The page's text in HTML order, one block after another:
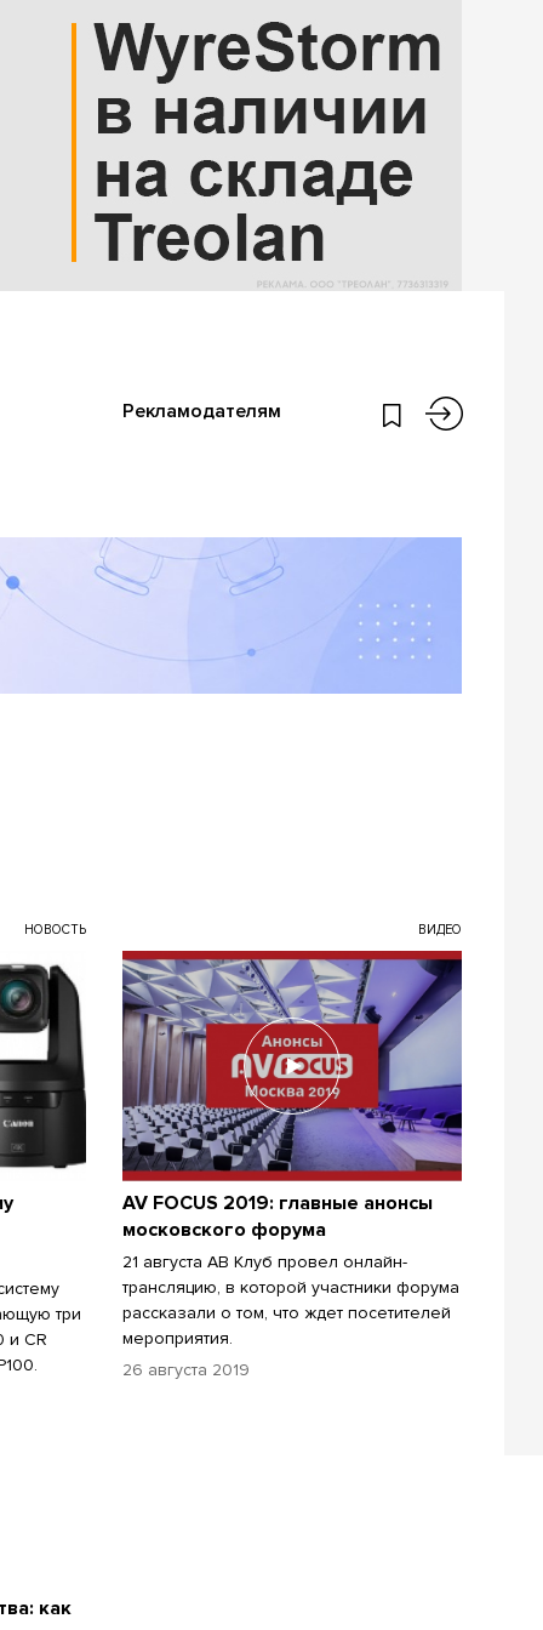
Рекламодателям
НОВОСТЬ
три
и CR
ВИДЕО
AV FOCUS 2019: главные анонсы
московского форума
21 августа АВ Клуб провел онлайн-
трансляцию, в которой участники форума
рассказали о том, что ждет посетителей
мероприятия.
26 августа 2019
как